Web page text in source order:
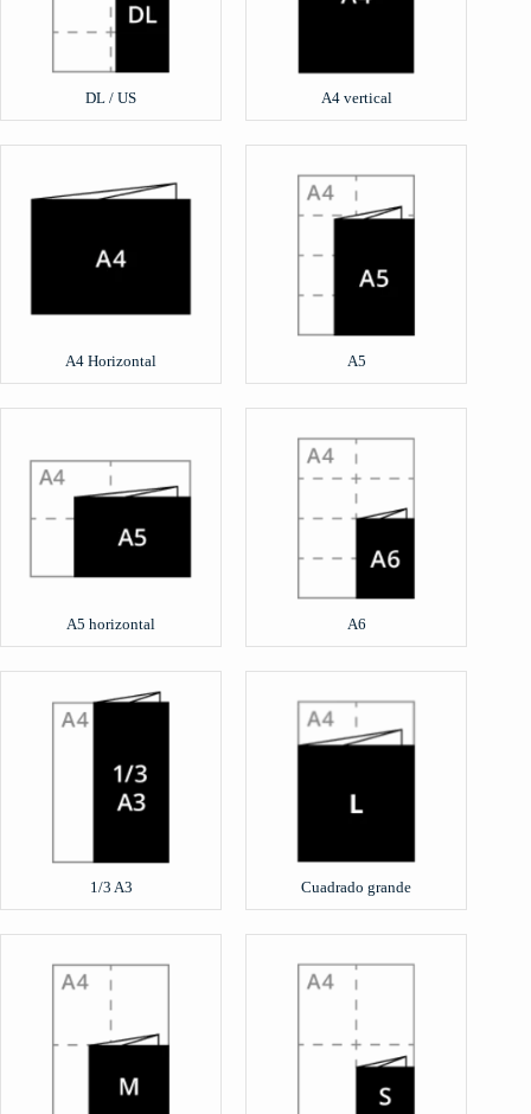
DL / US A4 vertical
A4 Horizontal A5
A5 horizontal A6
1/3 A3 Cuadrado grande